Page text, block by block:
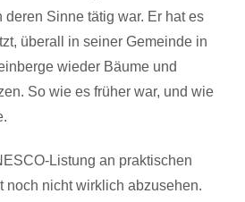
Sinne tätig war. Er hat es
überall in seiner Gemeinde in
wieder Bäume und
So wie es früher war, und wie
Listung an praktischen
noch nicht wirklich abzusehen.